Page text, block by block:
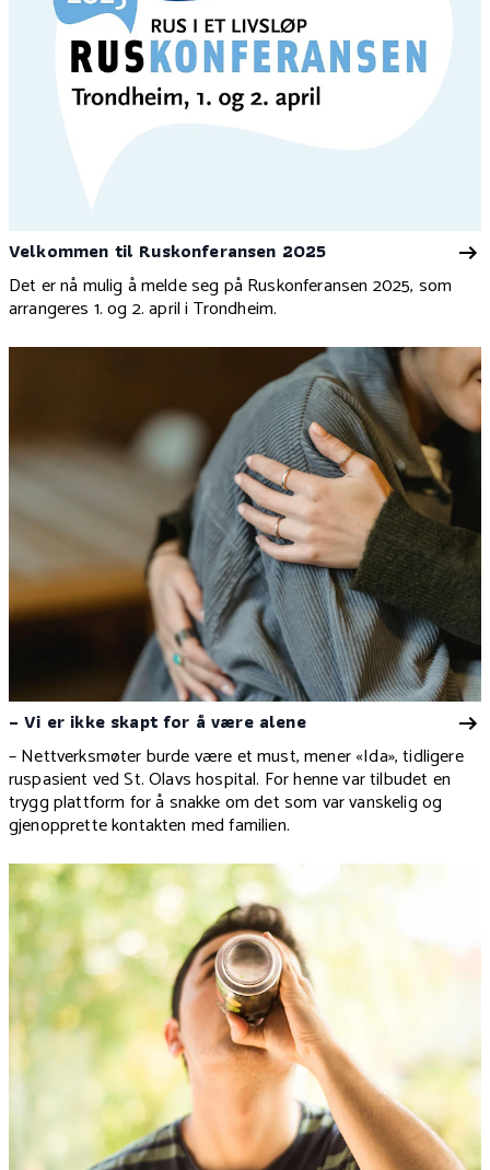
Velkommen til Ruskonferansen 2025
Det er nå mulig å melde seg på Ruskonferansen 2025, som
arrangeres 1. og 2. april i Trondheim.
– Vi er ikke skapt for å være alene
– Nettverksmøter burde være et must, mener «Ida», tidligere
ruspasient ved St. Olavs hospital. For henne var tilbudet en
trygg plattform for å snakke om det som var vanskelig og
gjenopprette kontakten med familien.